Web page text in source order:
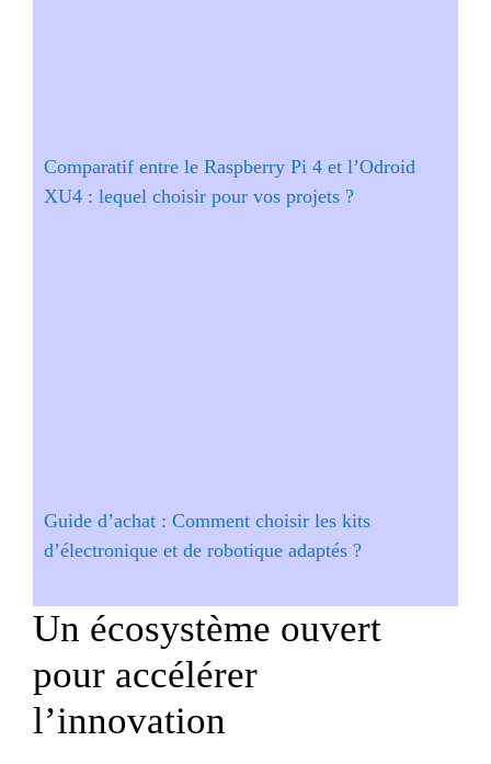
Comparatif entre le Raspberry Pi 4 et l’Odroid
XU4 : lequel choisir pour vos projets ?
Guide d’achat : Comment choisir les kits
d’électronique et de robotique adaptés ?
Un écosystème ouvert
pour accélérer
l’innovation